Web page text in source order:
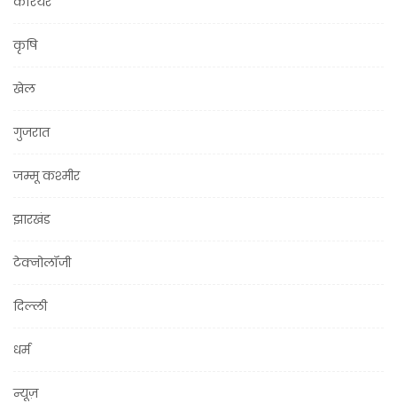
कृषि
खेल
गुजरात
जम्मू कश्मीर
झारखंड
टेक्नोलॉजी
दिल्ली
धर्म
न्यूज़